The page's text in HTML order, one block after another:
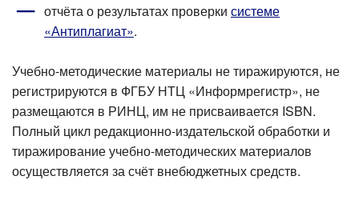
отчёта о результатах проверки системе
«Антиплагиат».
Учебно-методические материалы не тиражируются, не
регистрируются в ФГБУ НТЦ «Информрегистр», не
размещаются в РИНЦ, им не присваивается ISBN.
Полный цикл редакционно-издательской обработки и
тиражирование учебно-методических материалов
осуществляется за счёт внебюджетных средств.